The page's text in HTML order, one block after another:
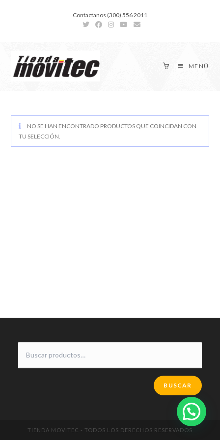
Contactanos (300) 556 2011
MENÚ
NO SE HAN ENCONTRADO PRODUCTOS QUE COINCIDAN CON
TU SELECCIÓN.
BUSCAR
TIENDA MOVITEC - TODOS LOS DERECHOS RESERVADOS